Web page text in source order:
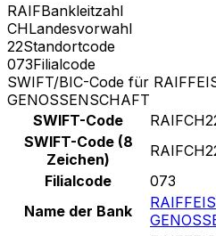
RAIFBankleitzahl
CHLandesvorwahl
22Standortcode
073Filialcode
SWIFT/BIC-Code für
GENOSSENSCHAFT
SWIFT-Code
SWIFT-Code (8
Zeichen)
Filialcode
073
Name der Bank